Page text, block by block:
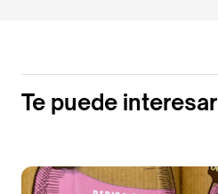
Te puede interesar